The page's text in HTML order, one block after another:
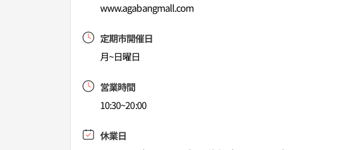
www.agabangmall.com
定期市開催日
月~日曜日
営業時間
10:30~20:00
休業日